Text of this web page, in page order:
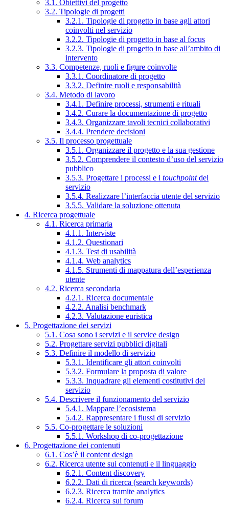
3.1. Obiettivi del progetto
3.2. Tipologie di progetti
3.2.1. Tipologie di progetto in base agli attori
coinvolti nel servizio
3.2.2. Tipologie di progetto in base al focus
3.2.3. Tipologie di progetto in base all’ambito di
intervento
3.3. Competenze, ruoli e figure coinvolte
3.3.1. Coordinatore di progetto
3.3.2. Definire ruoli e responsabilità
3.4. Metodo di lavoro
3.4.1. Definire processi, strumenti e rituali
3.4.2. Curare la documentazione di progetto
3.4.3. Organizzare tavoli tecnici collaborativi
3.4.4. Prendere decisioni
3.5. Il processo progettuale
3.5.1. Organizzare il progetto e la sua gestione
3.5.2. Comprendere il contesto d’uso del servizio
pubblico
3.5.3. Progettare i processi e i touchpointdel
servizio
3.5.4. Realizzare l’interfaccia utente del servizio
3.5.5. Validare la soluzione ottenuta
4. Ricerca progettuale
4.1. Ricerca primaria
4.1.1. Interviste
4.1.2. Questionari
4.1.3. Test di usabilità
4.1.4. Web analytics
4.1.5. Strumenti di mappatura dell’esperienza
utente
4.2. Ricerca secondaria
4.2.1. Ricerca documentale
4.2.2. Analisi benchmark
4.2.3. Valutazione euristica
5. Progettazione dei servizi
5.1. Cosa sono i servizi e il service design
5.2. Progettare servizi pubblici digitali
5.3. Definire il modello di servizio
5.3.1. Identificare gli attori coinvolti
5.3.2. Formulare la proposta di valore
5.3.3. Inquadrare gli elementi costitutivi del
servizio
5.4. Descrivere il funzionamento del servizio
5.4.1. Mappare l’ecosistema
5.4.2. Rappresentare i flussi di servizio
5.5. Co-progettare le soluzioni
5.5.1. Workshop di co-progettazione
6. Progettazione dei contenuti
6.1. Cos’è il content design
6.2. Ricerca utente sui contenuti e il linguaggio
6.2.1. Content discovery
6.2.2. Dati di ricerca (search keywords)
6.2.3. Ricerca tramite analytics
6.2.4. Ricerca sui forum